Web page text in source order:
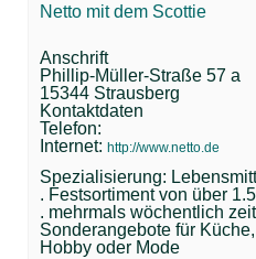
Netto mit dem Scottie
Anschrift
Phillip-Müller-Straße 57 a
15344 Strausberg
Kontaktdaten
Telefon:
Internet: http://www.netto.de
Spezialisierung:
. Festsortiment von über
. mehrmals wöchentlich
Sonderangebote für
Hobby oder Mode